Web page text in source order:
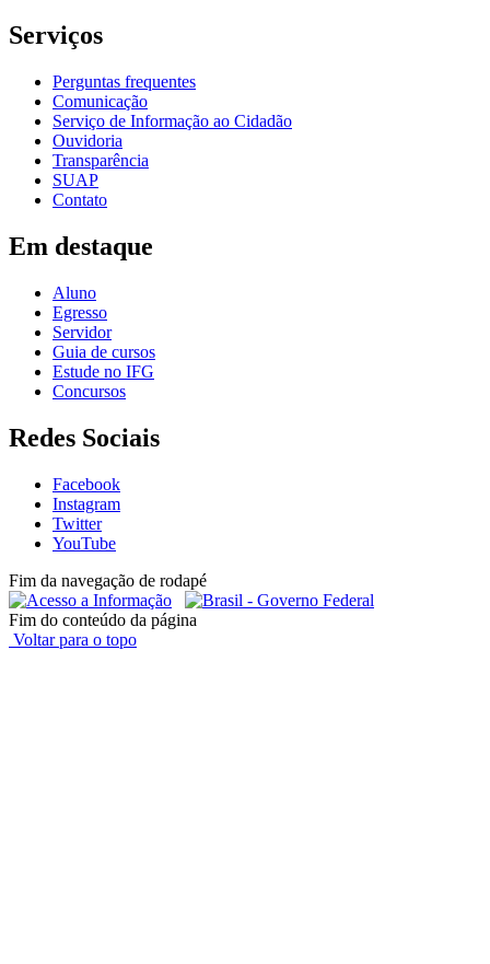
Serviços
Perguntas frequentes
Comunicação
Serviço de Informação ao Cidadão
Ouvidoria
Transparência
SUAP
Contato
Em destaque
Aluno
Egresso
Servidor
Guia de cursos
Estude no IFG
Concursos
Redes Sociais
Facebook
Instagram
Twitter
YouTube
Fim da navegação de rodapé
Fim do conteúdo da página
Voltar para o topo